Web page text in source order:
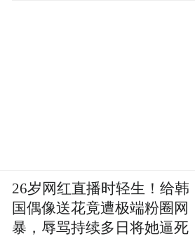
26岁网红直播时轻生！给韩
国偶像送花竟遭极端粉圈网
暴，辱骂持续多日将她逼死